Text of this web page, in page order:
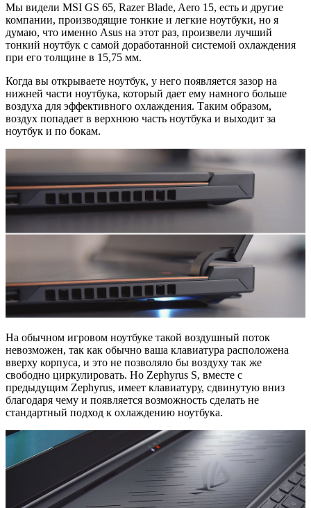
Мы видели MSI GS 65, Razer Blade, Aero 15, есть и другие
компании, производящие тонкие и легкие ноутбуки, но я
думаю, что именно Asus на этот раз, произвели лучший
тонкий ноутбук с самой доработанной системой охлаждения
при его толщине в 15,75 мм.
Когда вы открываете ноутбук, у него появляется зазор на
нижней части ноутбука, который дает ему намного больше
воздуха для эффективного охлаждения. Таким образом,
воздух попадает в верхнюю часть ноутбука и выходит за
ноутбук и по бокам.
На обычном игровом ноутбуке такой воздушный поток
невозможен, так как обычно ваша клавиатура расположена
вверху корпуса, и это не позволяло бы воздуху так же
свободно циркулировать. Но Zephyrus S, вместе с
предыдущим Zephyrus, имеет клавиатуру, сдвинутую вниз
благодаря чему и появляется возможность сделать не
стандартный подход к охлаждению ноутбука.